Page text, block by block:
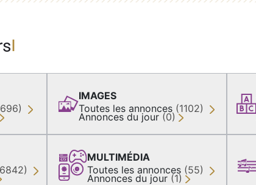
IMAGES
Toutes les annonces (1102)
Annonces du jour (0)
MULTIMÉDIA
Toutes les annonces (55)
Annonces du jour (1)